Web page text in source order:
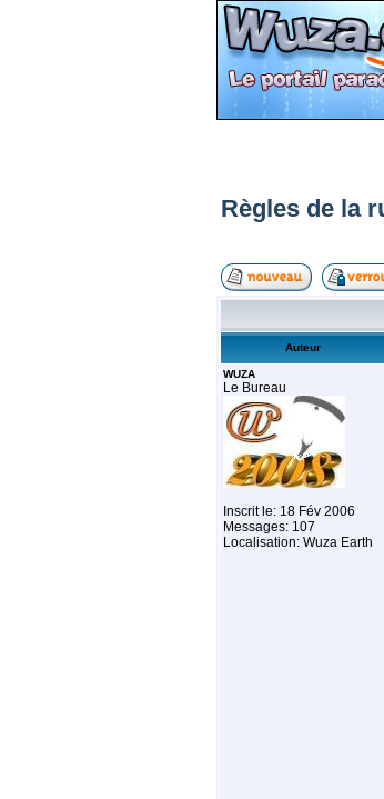
Règles de la
Auteur
WUZA
Le Bureau
Inscrit le: 18 Fév 2006
Messages: 107
Localisation: Wuza Earth